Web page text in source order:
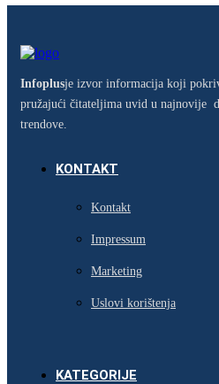
Infoplusje izvor informacija koji
pružajući čitateljima uvid u najnovije
trendove.
KONTAKT
Kontakt
Impressum
Marketing
Uslovi korištenja
KATEGORIJE